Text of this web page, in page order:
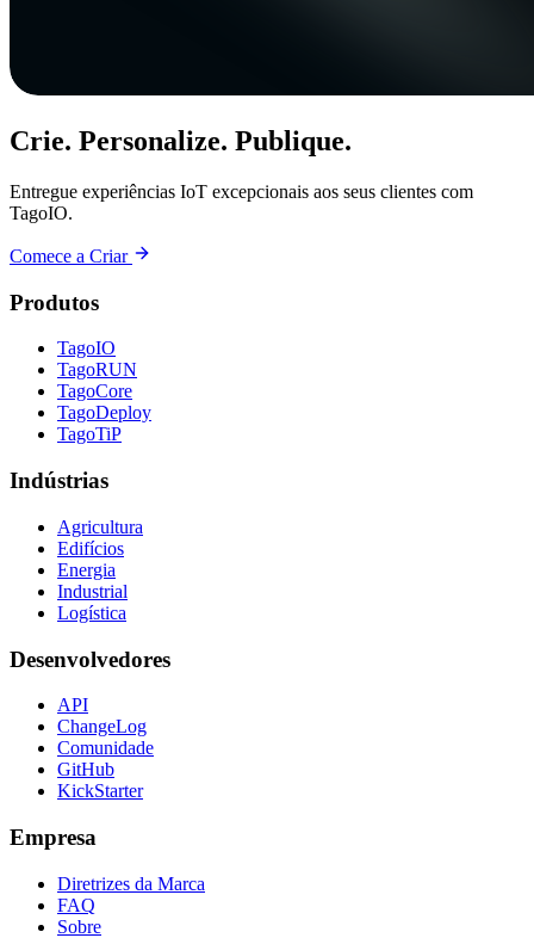
Crie. Personalize. Publique.
Entregue experiências IoT excepcionais aos seus clientes com
TagoIO.
Comece a Criar
Produtos
TagoIO
TagoRUN
TagoCore
TagoDeploy
TagoTiP
Indústrias
Agricultura
Edifícios
Energia
Industrial
Logística
Desenvolvedores
API
ChangeLog
Comunidade
GitHub
KickStarter
Empresa
Diretrizes da Marca
FAQ
Sobre